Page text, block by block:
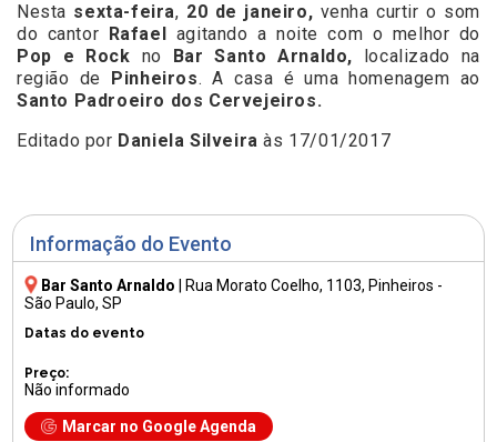
Informação do Evento
Bar Santo Arnaldo Rua Morato Coelho, 1103, Pinheiros -
São Paulo, SP
Datas do evento
Preço:
Não informado
Marcar no Google Agenda
Nesta sexta-feira, 20 de janeiro, venha curtir o som
do cantor
Rafael
agitando a noite com o melhor do
Pop e Rock no Bar Santo Arnaldo, localizado na
região de
Pinheiros. A casa é uma homenagem ao
Santo Padroeiro dos Cervejeiros.
Editado por Daniela Silveira às 17/01/2017